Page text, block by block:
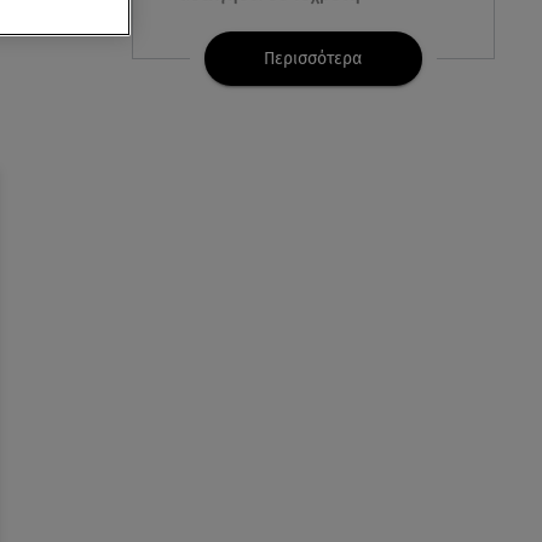
07.08.26 , 21:17
Κλήρωση Eurojackpot
Περισσότερα